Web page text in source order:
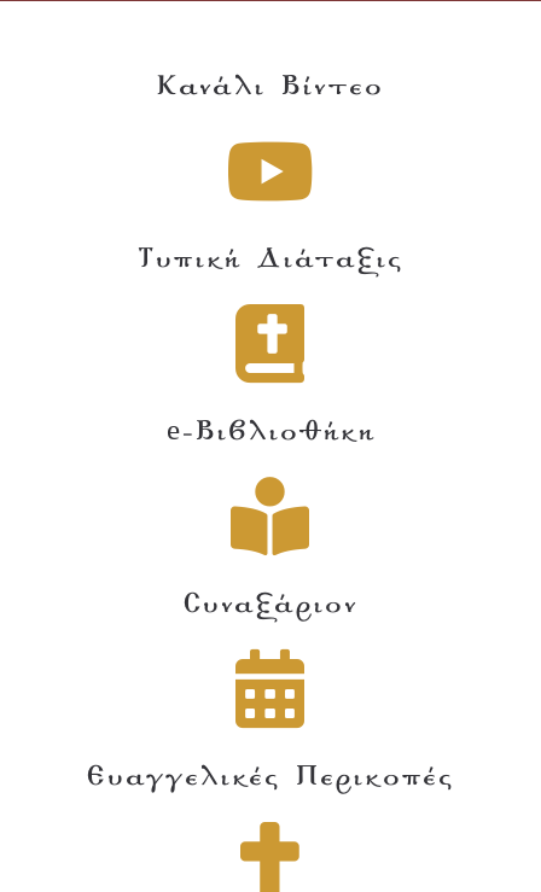
Κανάλι Βίντεο
Τυπική Διάταξις
e-Βιβλιοθήκη
Συναξάριον
Ευαγγελικές Περικοπές